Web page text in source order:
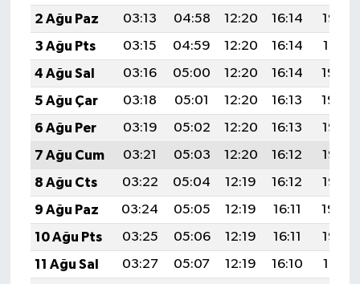
2 Ağu Paz
03:13 04:58 12:20 16:14
19:32
3 Ağu Pts
03:15 04:59 12:20 16:14
19:31
4 Ağu Sal
03:16 05:00 12:20 16:14
19:30
5 Ağu Çar
03:18 05:01 12:20 16:13
19:29
6 Ağu Per
03:19 05:02 12:20 16:13
19:28
7 Ağu Cum
03:21 05:03 12:20 16:12
19:26
8 Ağu Cts
03:22 05:04 12:19 16:12
19:25
9 Ağu Paz
03:24 05:05 12:19 16:11
19:24
10 Ağu Pts
03:25 05:06 12:19 16:11
19:23
11 Ağu Sal
03:27 05:07 12:19 16:10
19:21